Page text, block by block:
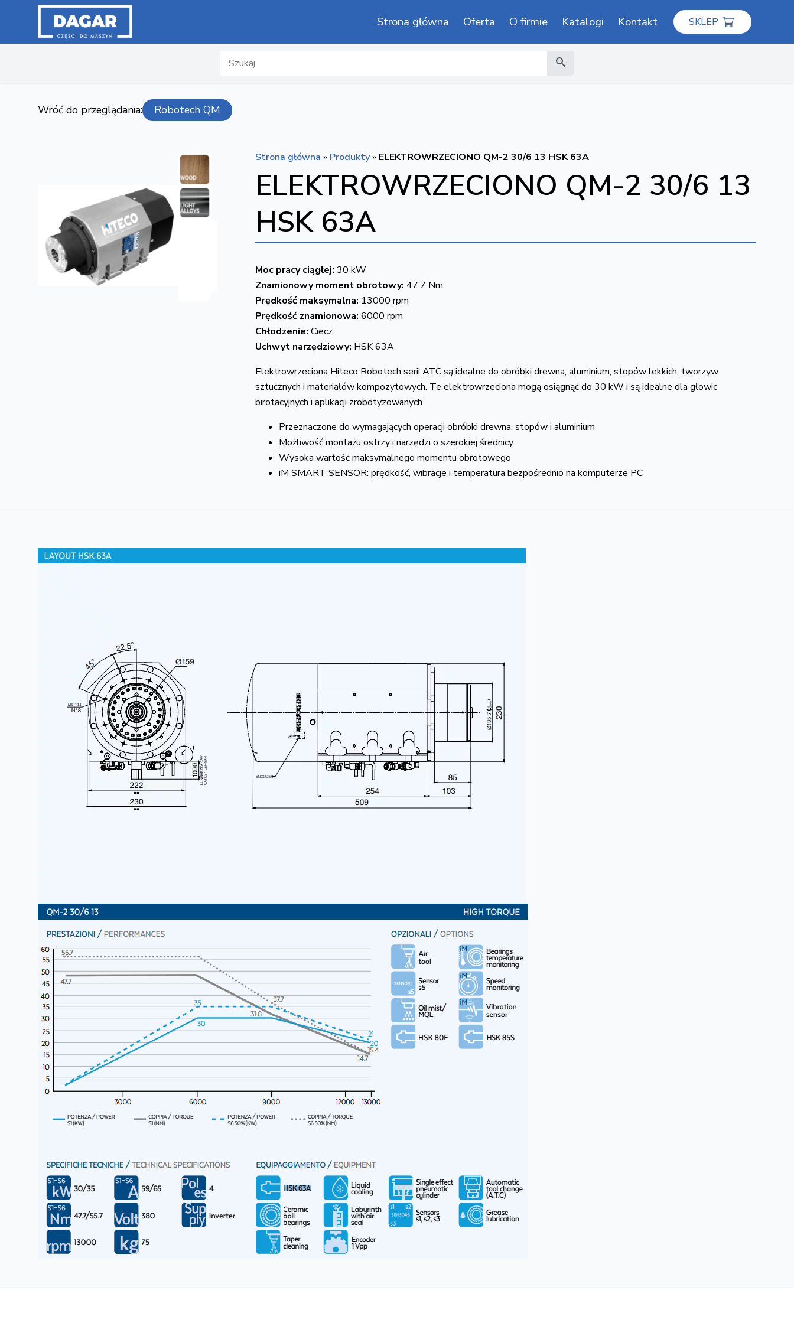
Strona główna Oferta O firmie Katalogi Kontakt SKLEP
Search
Wróć do przeglądania: Robotech QM
Strona główna » Produkty» ELEKTROWRZECIONO QM-2 30/6 13 HSK 63A
ELEKTROWRZECIONO QM-2 30/6 13
HSK 63A
Moc pracy ciągłej: 30 kW
Znamionowy moment obrotowy: 47,7 Nm
Prędkość maksymalna: 13000 rpm
Prędkość znamionowa: 6000 rpm
Chłodzenie: Ciecz
Uchwyt narzędziowy: HSK 63A
Elektrowrzeciona Hiteco Robotech serii ATC są idealne do obróbki drewna, aluminium, stopów lekkich, tworzyw
sztucznych i materiałów kompozytowych. Te elektrowrzeciona mogą osiągnąć do 30 kW i są idealne dla głowic
birotacyjnych i aplikacji zrobotyzowanych.
Przeznaczone do wymagających operacji obróbki drewna, stopów i aluminium
Możliwość montażu ostrzy i narzędzi o szerokiej średnicy
Wysoka wartość maksymalnego momentu obrotowego
iM SMART SENSOR: prędkość, wibracje i temperatura bezpośrednio na komputerze PC